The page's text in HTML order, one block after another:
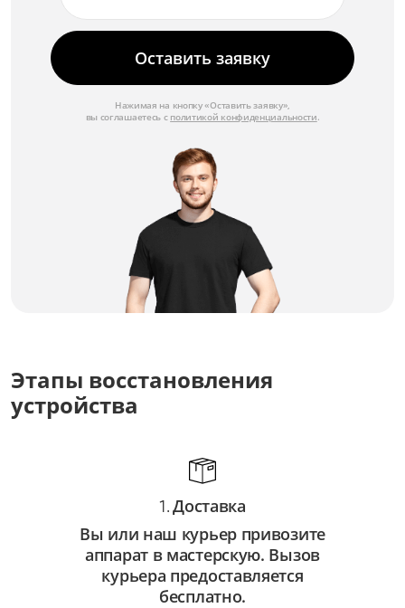
от 1 750 ₽
Замена диафрагмы
от 3 500 ₽
Ремонт диафрагмы
Замена механизма зуммирования
Ремонт механизма зуммирования
Замена автофокуса
Замена оптических элементов
от 3 500 ₽
Ремонт оптических элементов
Оставить заявку
Нажимая на кнопку «Оставить заявку»,
вы соглашаетесь с политикой конфиденциальности.
Этапы восстановления
устройства
1.Доставка
Вы или наш курьер привозите
аппарат в мастерскую. Вызов
курьера предоставляется
бесплатно.